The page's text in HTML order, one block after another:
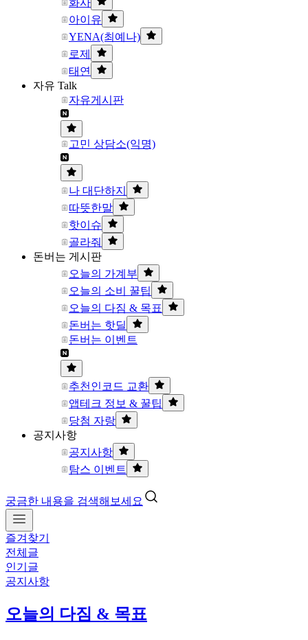
화사
아이유
YENA(최예나)
로제
태연
자유 Talk
자유게시판
고민 상담소(익명)
나 대단하지
따뜻한말
핫이슈
골라줘
돈버는 게시판
오늘의 가계부
오늘의 소비 꿀팁
오늘의 다짐 & 목표
돈버는 핫딜
돈버는 이벤트
추천인코드 교환
앱테크 정보 & 꿀팁
당첨 자랑
공지사항
공지사항
탐스 이벤트
궁금한 내용을 검색해보세요
즐겨찾기
전체글
인기글
공지사항
오늘의 다짐 & 목표